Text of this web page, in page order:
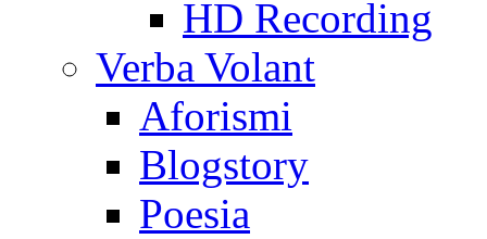
HD Recording
Verba Volant
Aforismi
Blogstory
Poesia